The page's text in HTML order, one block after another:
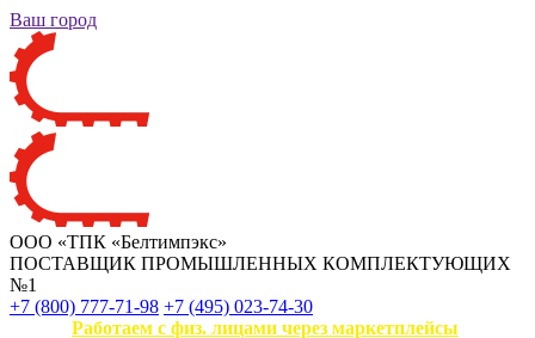
Ваш город
ООО «ТПК «Белтимпэкс»
ПОСТАВЩИК ПРОМЫШЛЕННЫХ КОМПЛЕКТУЮЩИХ
№1
+7 (800) 777-71-98 +7 (495) 023-74-30
Работаем с физ. лицами через маркетплейсы